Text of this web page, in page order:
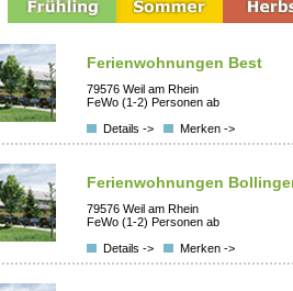
Ferienwohnungen Best
79576 Weil am Rhein
FeWo (1-2) Personen ab
Details ->
Merken ->
Ferienwohnungen
79576 Weil am Rhein
FeWo (1-2) Personen ab
Details ->
Merken ->